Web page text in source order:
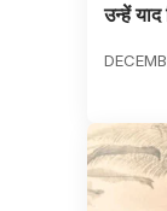
उन्हें याद